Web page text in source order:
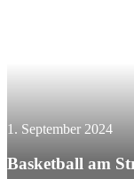
1. September 2024
Basketball am